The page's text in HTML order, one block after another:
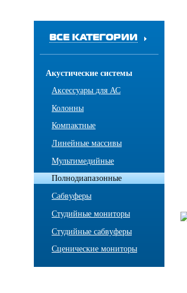
ВСЕ КАТЕГОРИИ
Акустические системы
Аксессуары для АС
Колонны
Компактные
Линейные массивы
Мультимедийные
Полнодиапазонные
Сабвуферы
Студийные мониторы
Студийные сабвуферы
Сценические мониторы